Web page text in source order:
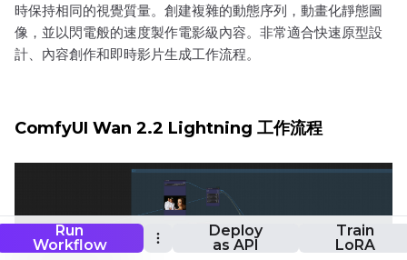
Run
Workflow
Deploy
as API
Train
LoRA
時保持相同的視覺質量。創建複雜的動態序列，動畫化靜態圖
像，並以閃電般的速度製作電影級內容。非常適合快速原型設
計、內容創作和即時影片生成工作流程。
ComfyUI Wan 2.2 Lightning 工作流程